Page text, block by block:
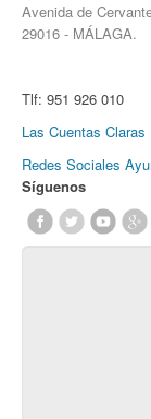
Avenida de
29016 - MÁLAGA.
Tlf: 951 926 010
Las Cuentas Claras
Redes Sociales
Síguenos